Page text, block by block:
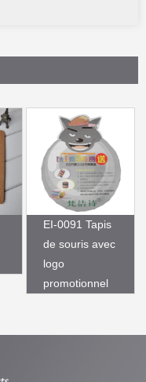
EI-0091 Tapis
de souris avec
logo
promotionnel